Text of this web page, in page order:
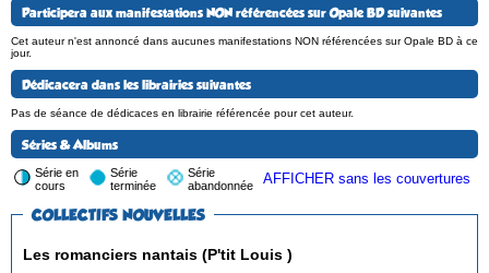
Participera aux manifestations NON référencées sur Opale BD suivantes
Cet auteur n'est annoncé dans aucunes manifestations NON référencées sur Opale BD à ce
jour.
Dédicacera dans les librairies suivantes
Pas de séance de dédicaces en librairie référencée pour cet auteur.
Séries & Albums
Série en
cours
Série
terminée
Série
abandonnée
AFFICHER sans les couvertures
COLLECTIFS NOUVELLES
Les romanciers nantais (P'tit Louis )